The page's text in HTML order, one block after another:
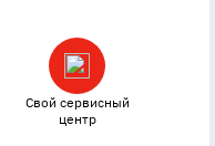
Свой сервисный
центр